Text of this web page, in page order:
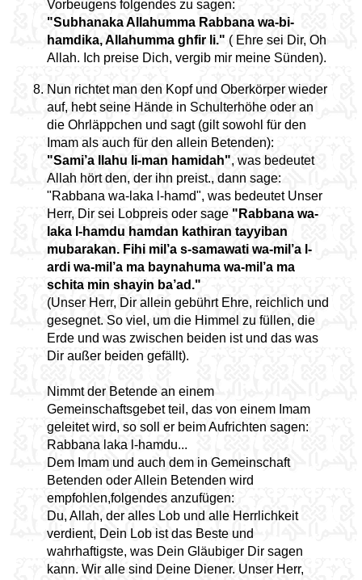
Vorbeugens folgendes zu sagen:
"Subhanaka Allahumma Rabbana wa-bi-
hamdika, Allahumma ghfir li." ( Ehre sei Dir, Oh
Allah. Ich preise Dich, vergib mir meine Sünden).
Nun richtet man den Kopf und Oberkörper wieder
auf, hebt seine Hände in Schulterhöhe oder an
die Ohrläppchen und sagt (gilt sowohl für den
Imam als auch für den allein Betenden):
"Sami’a llahu li-man hamidah", was bedeutet
Allah hört den, der ihn preist., dann sage:
"Rabbana wa-laka l-hamd", was bedeutet Unser
Herr, Dir sei Lobpreis oder sage "Rabbana wa-
laka l-hamdu hamdan kathiran tayyiban
mubarakan. Fihi mil’a s-samawati wa-mil’a l-
ardi wa-mil’a ma baynahuma wa-mil’a ma
schita min shayin ba’ad."
(Unser Herr, Dir allein gebührt Ehre, reichlich und
gesegnet. So viel, um die Himmel zu füllen, die
Erde und was zwischen beiden ist und das was
Dir außer beiden gefällt).
Nimmt der Betende an einem
Gemeinschaftsgebet teil, das von einem Imam
geleitet wird, so soll er beim Aufrichten sagen:
Rabbana laka l-hamdu...
Dem Imam und auch dem in Gemeinschaft
Betenden oder Allein Betenden wird
empfohlen,folgendes anzufügen:
Du, Allah, der alles Lob und alle Herrlichkeit
verdient, Dein Lob ist das Beste und
wahrhaftigste, was Dein Gläubiger Dir sagen
kann. Wir alle sind Deine Diener. Unser Herr,